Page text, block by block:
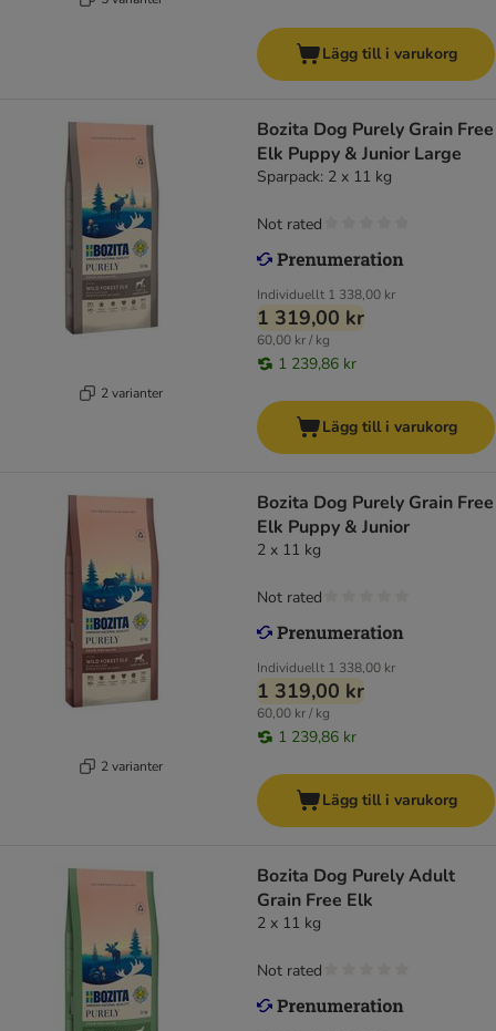
Lägg till i varukorg
2 varianter
Bozita Dog Purely Grain Free
Elk Puppy & Junior Large
Sparpack: 2 x 11 kg
Individuellt 1 338,00 kr
1 319,00 kr
60,00 kr / kg
1 239,86 kr
Not rated
Lägg till i varukorg
2 varianter
Bozita Dog Purely Grain Free
Elk Puppy & Junior
2 x 11 kg
Individuellt 1 338,00 kr
1 319,00 kr
60,00 kr / kg
1 239,86 kr
Not rated
Lägg till i varukorg
Bozita Dog Purely Adult
Grain Free Elk
2 x 11 kg
Not rated